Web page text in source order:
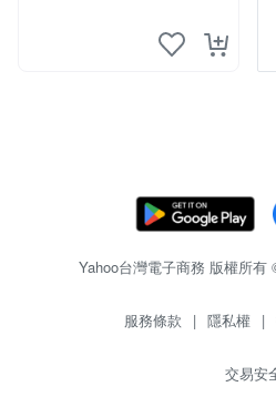
Yahoo台灣電子商務 版權所有
服務條款 | 隱私權 |
交易安